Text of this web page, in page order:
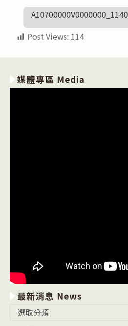
Post Views: 114
媒體專區 Media
最新消息 News
選取分類